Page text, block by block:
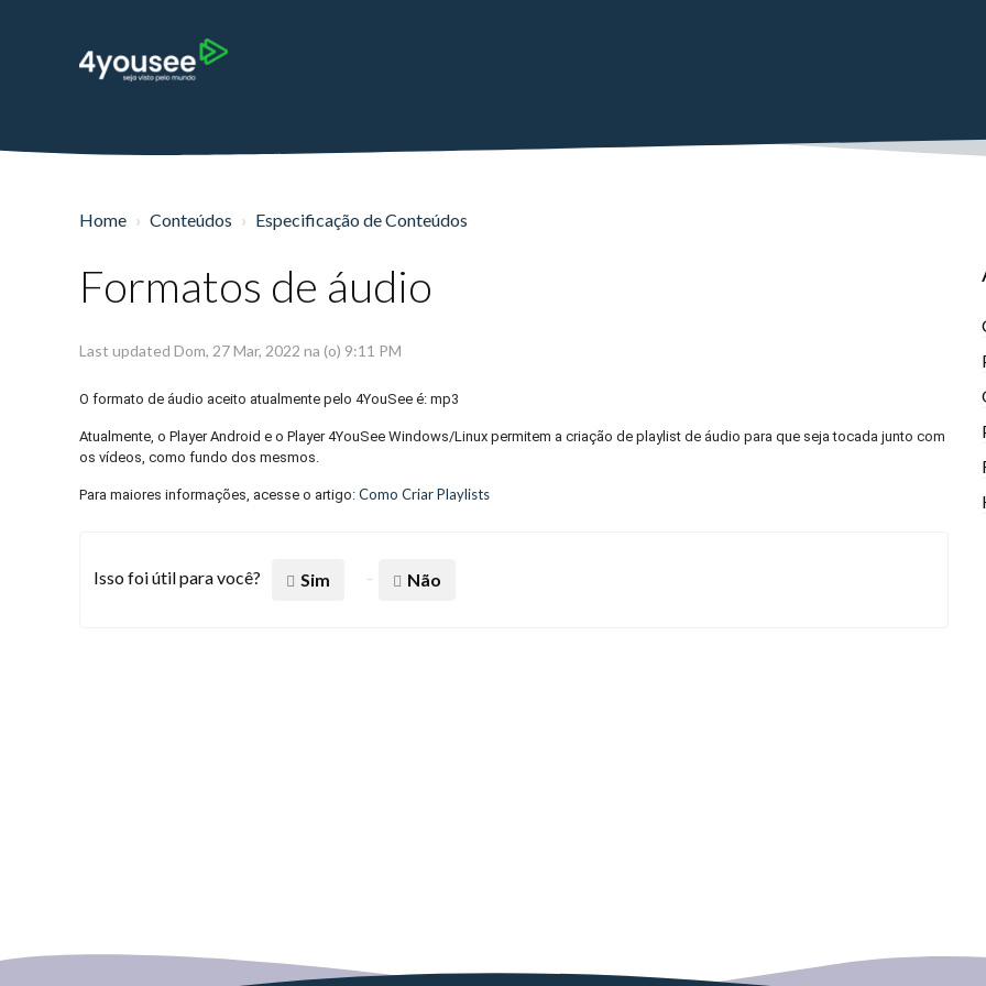
Home Conteúdos Especificação de Conteúdos
Formatos de áudio
Last updated Dom, 27 Mar, 2022 na (o) 9:11 PM
O formato de áudio aceito atualmente pelo 4YouSee é: mp3
Atualmente, o Player Android e o Player 4YouSee Windows/Linux permitem a criação de playlist de áudio para que seja tocada junto com
os vídeos, como fundo dos mesmos.
Para maiores informações, acesse o artigo: Como Criar Playlists
Isso foi útil para você? Sim Não